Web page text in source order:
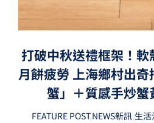
打破中秋送禮框架！
月餅疲勞 上海鄉村出
蟹」＋質感手炒
FEATURE POST,NEWS新訊,生活